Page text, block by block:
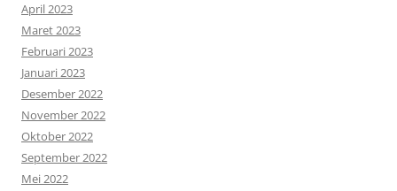
April 2023
Maret 2023
Februari 2023
Januari 2023
Desember 2022
November 2022
Oktober 2022
September 2022
Mei 2022